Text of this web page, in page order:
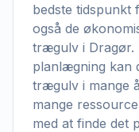
bedste tidspunkt
også de
trægulv i Dragør.
planlægning kan
trægulv i mange
mange
med at finde det